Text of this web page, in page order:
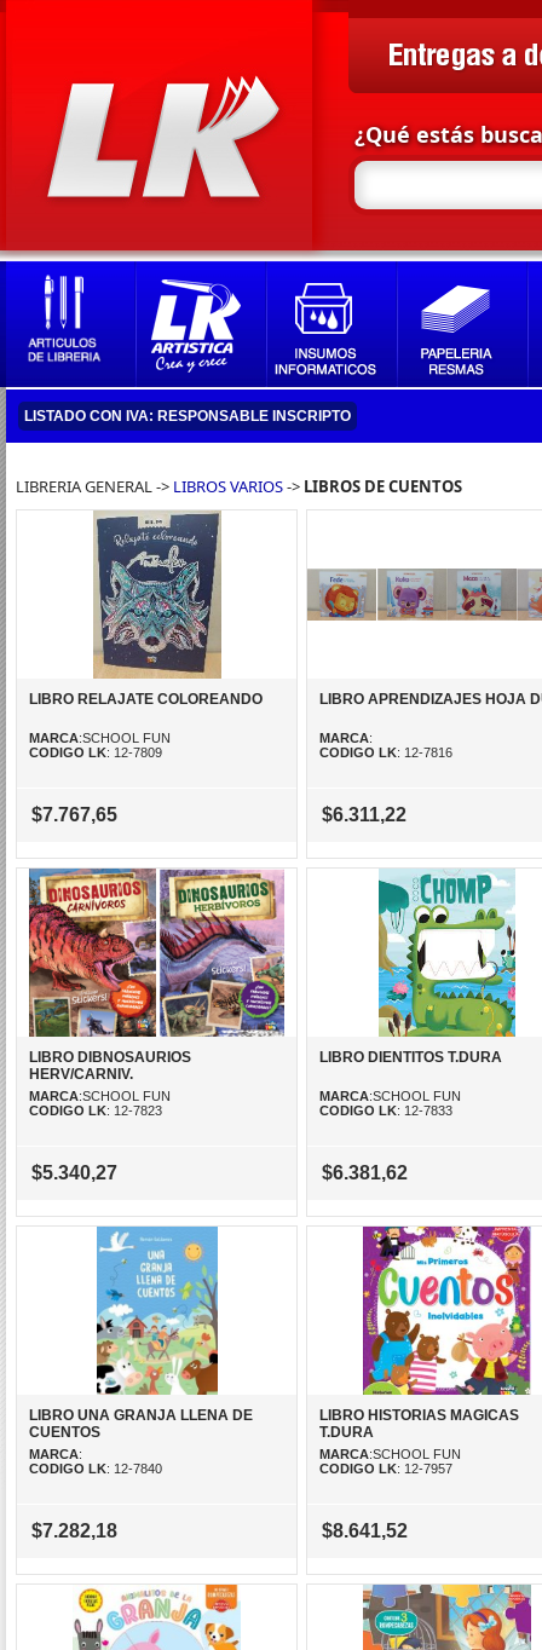
¿Qué estás
LISTADO CON IVA: RESPONSABLE INSCRIPTO
LIBRERIA GENERAL -> LIBROS VARIOS-> LIBROS DE CUENTOS
LIBRO RELAJATE COLOREANDO
MARCA:SCHOOL FUN
CODIGO LK: 12-7809
$7.767,65
LIBRO APRENDIZAJES HOJA
MARCA:
CODIGO LK: 12-7816
$6.311,22
LIBRO DIBNOSAURIOS
HERV/CARNIV.
MARCA:SCHOOL FUN
CODIGO LK: 12-7823
$5.340,27
LIBRO DIENTITOS T.DURA
MARCA:SCHOOL FUN
CODIGO LK: 12-7833
$6.381,62
LIBRO UNA GRANJA LLENA DE
CUENTOS
MARCA:
CODIGO LK: 12-7840
$7.282,18
LIBRO HISTORIAS MAGICAS
T.DURA
MARCA:SCHOOL FUN
CODIGO LK: 12-7957
$8.641,52